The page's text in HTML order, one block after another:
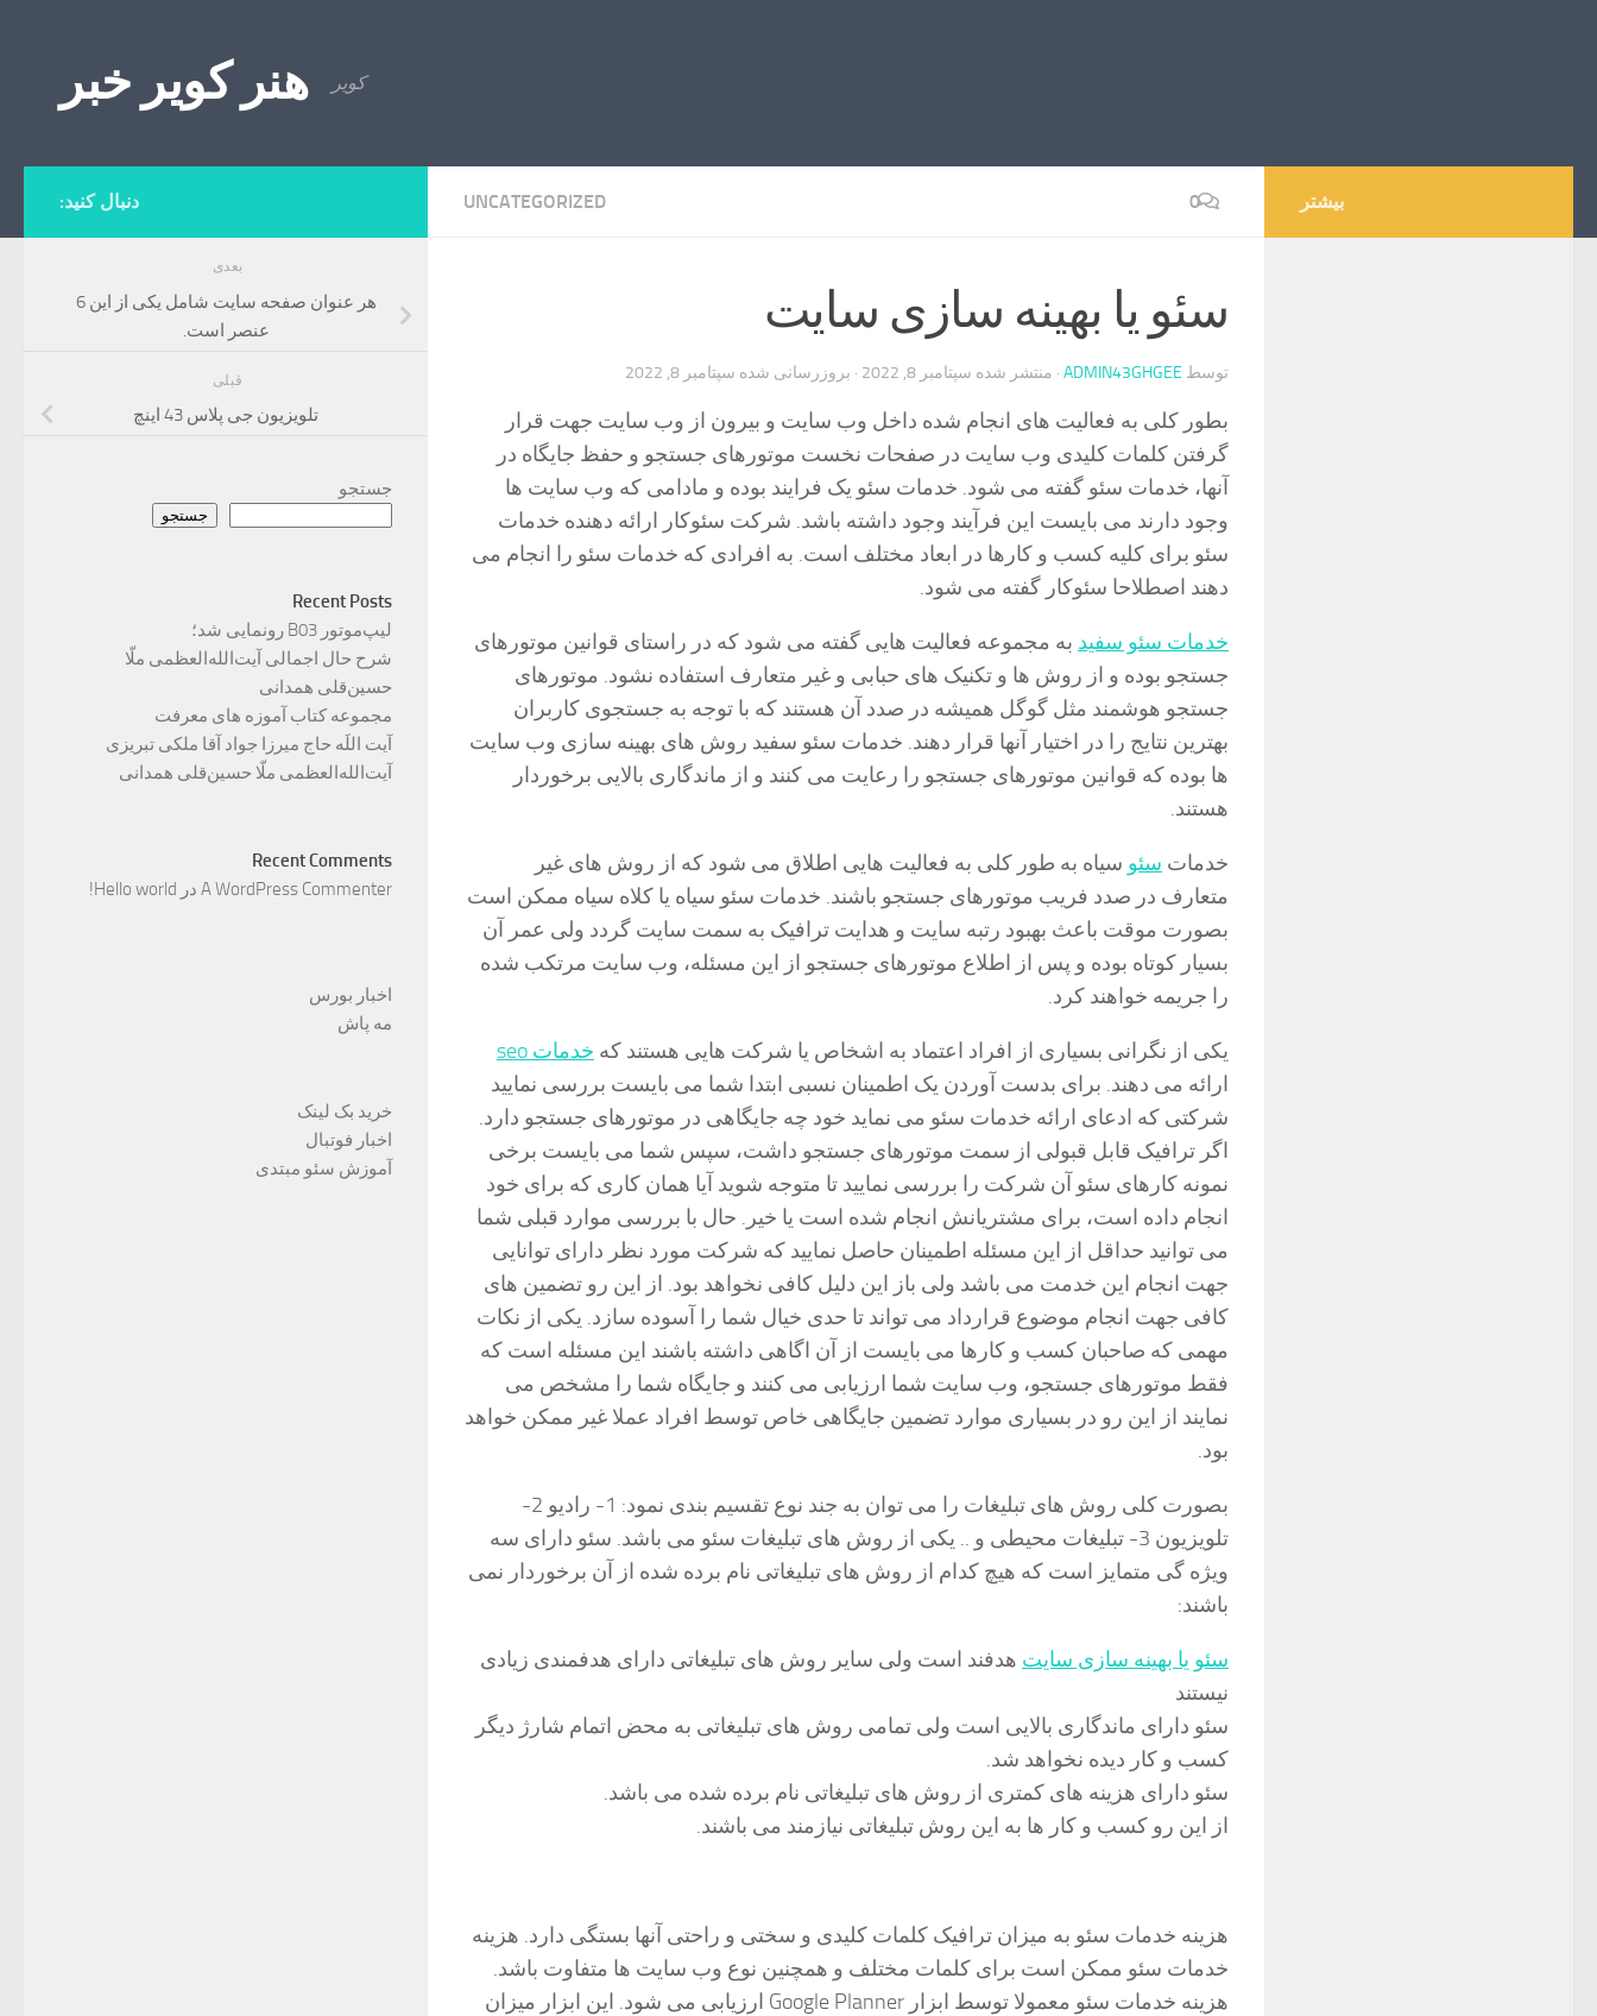
هنر کویر خبر کویر
UNCATEGORIZED 0
سئو یا بهینه سازی سایت
توسط ADMIN43GHGEE · منتشر شده سپتامبر 8, 2022 · بروزرسانی شده سپتامبر 8, 2022
بطور کلی به فعالیت های انجام شده داخل وب سایت و بیرون از وب سایت جهت قرار
گرفتن کلمات کلیدی وب سایت در صفحات نخست موتورهای جستجو و حفظ جایگاه در
آنها، خدمات سئو گفته می شود. خدمات سئو یک فرایند بوده و مادامی که وب سایت ها
وجود دارند می بایست این فرآیند وجود داشته باشد. شرکت سئوکار ارائه دهنده خدمات
سئو برای کلیه کسب و کارها در ابعاد مختلف است. به افرادی که خدمات سئو را انجام می
دهند اصطلاحا سئوکار گفته می شود.
خدمات سئو سفید به مجموعه فعالیت هایی گفته می شود که در راستای قوانین موتورهای
جستجو بوده و از روش ها و تکنیک های حبابی و غیر متعارف استفاده نشود. موتورهای
جستجو هوشمند مثل گوگل همیشه در صدد آن هستند که با توجه به جستجوی کاربران
بهترین نتایج را در اختیار آنها قرار دهند. خدمات سئو سفید روش های بهینه سازی وب سایت
ها بوده که قوانین موتورهای جستجو را رعایت می کنند و از ماندگاری بالایی برخوردار
هستند.
خدمات سئو سیاه به طور کلی به فعالیت هایی اطلاق می شود که از روش های غیر
متعارف در صدد فریب موتورهای جستجو باشند. خدمات سئو سیاه یا کلاه سیاه ممکن است
بصورت موقت باعث بهبود رتبه سایت و هدایت ترافیک به سمت سایت گردد ولی عمر آن
بسیار کوتاه بوده و پس از اطلاع موتورهای جستجو از این مسئله، وب سایت مرتکب شده
را جریمه خواهند کرد.
یکی از نگرانی بسیاری از افراد اعتماد به اشخاص یا شرکت هایی هستند که خدمات seo
ارائه می دهند. برای بدست آوردن یک اطمینان نسبی ابتدا شما می بایست بررسی نمایید
شرکتی که ادعای ارائه خدمات سئو می نماید خود چه جایگاهی در موتورهای جستجو دارد.
اگر ترافیک قابل قبولی از سمت موتورهای جستجو داشت، سپس شما می بایست برخی
نمونه کارهای سئو آن شرکت را بررسی نمایید تا متوجه شوید آیا همان کاری که برای خود
انجام داده است، برای مشتریانش انجام شده است یا خیر. حال با بررسی موارد قبلی شما
می توانید حداقل از این مسئله اطمینان حاصل نمایید که شرکت مورد نظر دارای توانایی
جهت انجام این خدمت می باشد ولی باز این دلیل کافی نخواهد بود. از این رو تضمین های
کافی جهت انجام موضوع قرارداد می تواند تا حدی خیال شما را آسوده سازد. یکی از نکات
مهمی که صاحبان کسب و کارها می بایست از آن اگاهی داشته باشند این مسئله است که
فقط موتورهای جستجو، وب سایت شما ارزیابی می کنند و جایگاه شما را مشخص می
نمایند از این رو در بسیاری موارد تضمین جایگاهی خاص توسط افراد عملا غیر ممکن خواهد
بود.
بصورت کلی روش های تبلیغات را می توان به جند نوع تقسیم بندی نمود: 1- رادیو 2-
تلویزیون 3- تبلیغات محیطی و .. یکی از روش های تبلیغات سئو می باشد. سئو دارای سه
ویژه گی متمایز است که هیچ کدام از روش های تبلیغاتی نام برده شده از آن برخوردار نمی
باشند:
سئو یا بهینه سازی سایت هدفند است ولی سایر روش های تبلیغاتی دارای هدفمندی زیادی
نیستند
سئو دارای ماندگاری بالایی است ولی تمامی روش های تبلیغاتی به محض اتمام شارژ دیگر
کسب و کار دیده نخواهد شد.
سئو دارای هزینه های کمتری از روش های تبلیغاتی نام برده شده می باشد.
از این رو کسب و کار ها به این روش تبلیغاتی نیازمند می باشند.
هزینه خدمات سئو به میزان ترافیک کلمات کلیدی و سختی و راحتی آنها بستگی دارد. هزینه
خدمات سئو ممکن است برای کلمات مختلف و همچنین نوع وب سایت ها متفاوت باشد.
هزینه خدمات سئو معمولا توسط ابزار Google Planner ارزیابی می شود. این ابزار میزان
دنبال کنید:
بعدی
هر عنوان صفحه سایت شامل یکی از این 6
عنصر است.
قبلی
تلویزیون جی پلاس 43 اینچ
جستجو
جستجو
Recent Posts
لیپ‌موتور B03 رونمایی شد؛
شرح حال اجمالی آیت‌الله‌العظمی ملّا
حسین‌قلی همدانی
مجموعه کتاب آموزه های معرفت
آیت اللَه حاج میرزا جواد آقا ملکی تبریزی
آیت‌الله‌العظمی ملّا حسین‌قلی همدانی
Recent Comments
A WordPress Commenter در Hello world!
اخبار بورس
مه پاش
خرید بک لینک
اخبار فوتبال
آموزش سئو مبتدی
بیشتر